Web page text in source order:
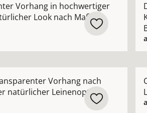
Vorhang in hochwertiger
Look nach Maß
Vorhang nach
natürlicher Leinenoptik